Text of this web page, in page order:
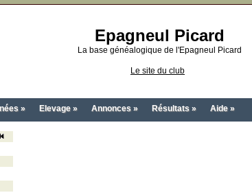
Epagneul Picard
La base généalogique de l'Epagneul Picard
Le site du club
» Elevage » Annonces » Résultats » Aide »